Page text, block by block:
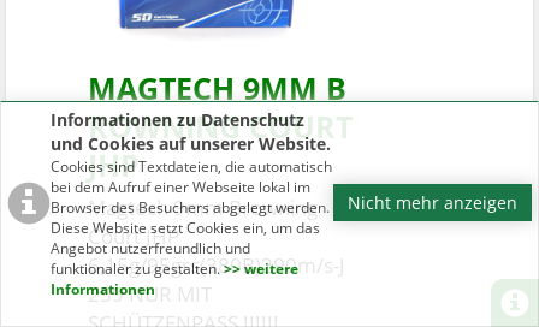
Informationen zu Datenschutz
und Cookies auf unserer Website.
Cookies sind Textdateien, die automatisch
bei dem Aufruf einer Webseite lokal im
Browser des Besuchers abgelegt werden.
Diese Website setzt Cookies ein, um das
Angebot nutzerfreundlich und
funktionaler zu gestalten.>> weitere
Informationen
Nicht mehr anzeigen
MAGTECH 9MM B
ROWNING COURT
JHP
Magtech 9mm Browning
Court JHP
6,15g/95grs(380B)290m/s-J
259 NUR MIT